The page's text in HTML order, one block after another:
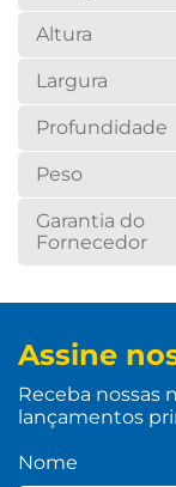
Altura
Largura
Profundidade
Peso
Garantia do
Fornecedor
Assine
Receba nossas
lançamentos
Nome